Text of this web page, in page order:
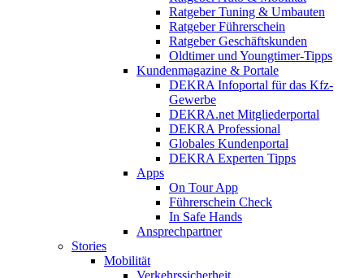
Ratgeber Tuning & Umbauten
Ratgeber Führerschein
Ratgeber Geschäftskunden
Oldtimer und Youngtimer-Tipps
Kundenmagazine & Portale
DEKRA Infoportal für das Kfz-
Gewerbe
DEKRA.net Mitgliederportal
DEKRA Professional
Globales Kundenportal
DEKRA Experten Tipps
Apps
On Tour App
Führerschein Check
In Safe Hands
Ansprechpartner
Stories
Mobilität
Verkehrssicherheit